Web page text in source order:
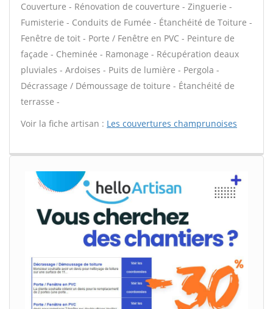
Couverture - Rénovation de couverture - Zinguerie -
Fumisterie - Conduits de Fumée - Étanchéité de Toiture -
Fenêtre de toit - Porte / Fenêtre en PVC - Peinture de
façade - Cheminée - Ramonage - Récupération deaux
pluviales - Ardoises - Puits de lumière - Pergola -
Décrassage / Démoussage de toiture - Étanchéité de
terrasse -
Voir la fiche artisan : Les couvertures champrunoises